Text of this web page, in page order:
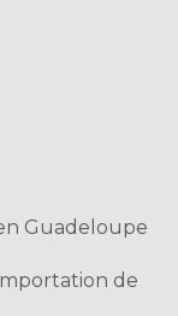
Guadeloupe
de